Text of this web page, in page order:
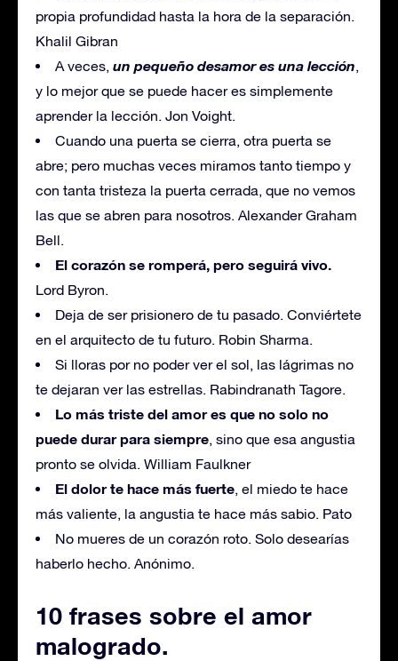
propia profundidad hasta la hora de la separación.
Khalil Gibran
A veces, un pequeño desamor es una lección,
y lo mejor que se puede hacer es simplemente
aprender la lección. Jon Voight.
Cuando una puerta se cierra, otra puerta se
abre; pero muchas veces miramos tanto tiempo y
con tanta tristeza la puerta cerrada, que no vemos
las que se abren para nosotros. Alexander Graham
Bell.
El corazón se romperá, pero seguirá vivo.
Lord Byron.
Deja de ser prisionero de tu pasado. Conviértete
en el arquitecto de tu futuro. Robin Sharma.
Si lloras por no poder ver el sol, las lágrimas no
te dejaran ver las estrellas. Rabindranath Tagore.
Lo más triste del amor es que no solo no
puede durar para siempre, sino que esa angustia
pronto se olvida. William Faulkner
El dolor te hace más fuerte, el miedo te hace
más valiente, la angustia te hace más sabio. Pato
No mueres de un corazón roto. Solo desearías
haberlo hecho. Anónimo.
10 frases sobre el amor
malogrado.